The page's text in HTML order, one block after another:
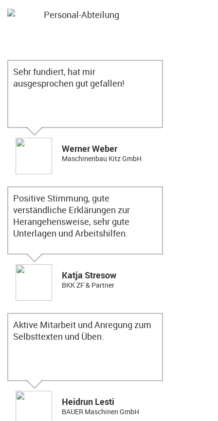
Personal-Abteilung
Sehr fundiert, hat mir
ausgesprochen gut gefallen!
Werner Weber
Maschinenbau Kitz GmbH
Positive Stimmung, gute
verständliche Erklärungen zur
Herangehensweise, sehr gute
Unterlagen und Arbeitshilfen.
Katja Stresow
BKK ZF & Partner
Aktive Mitarbeit und Anregung zum
Selbsttexten und Üben.
Heidrun Lesti
BAUER Maschinen GmbH